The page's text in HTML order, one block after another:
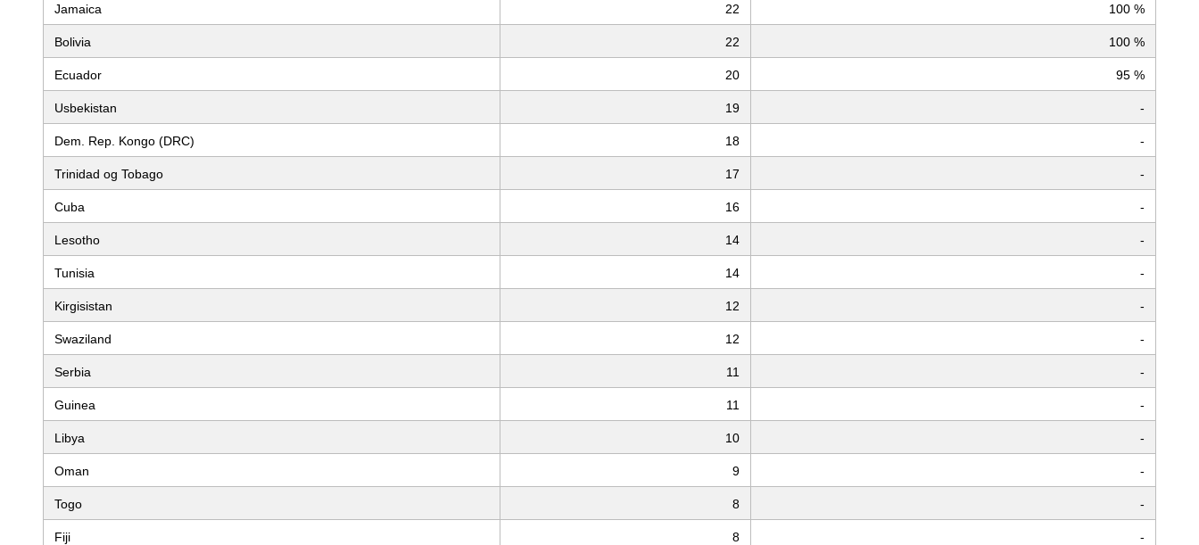
Jamaica 22 100 %
Bolivia 22 100 %
Ecuador 20 95 %
Usbekistan 19 -
Dem. Rep. Kongo (DRC) 18 -
Trinidad og Tobago 17 -
Cuba 16 -
Lesotho 14 -
Tunisia 14 -
Kirgisistan 12 -
Swaziland 12 -
Serbia 11 -
Guinea 11 -
Libya 10 -
Oman 9 -
Togo 8 -
Fiji 8 -